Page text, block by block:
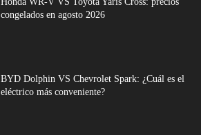
congelados en agosto 2026
BYD Dolphin VS Chevrolet Spark: ¿Cuál es el
eléctrico más conveniente?